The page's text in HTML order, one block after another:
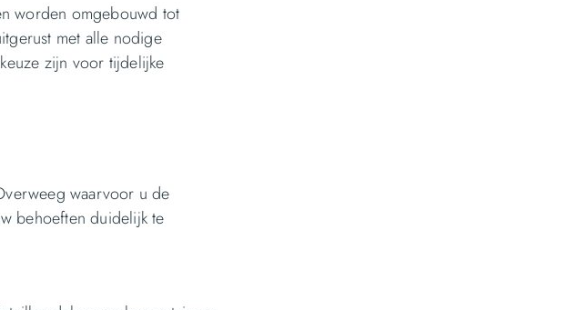
worden omgebouwd tot
met alle nodige
zijn voor tijdelijke
waarvoor u de
behoeften duidelijk te